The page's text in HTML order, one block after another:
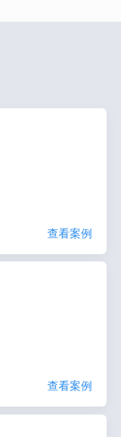
查看案例
查看案例